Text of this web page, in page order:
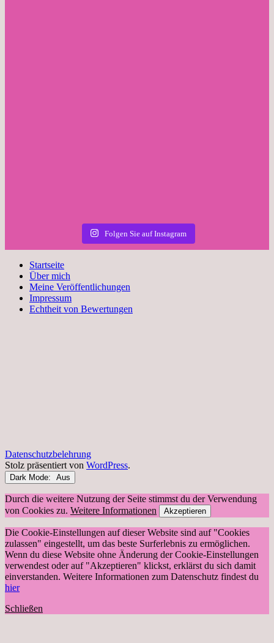
Folgen Sie auf Instagram
Startseite
Über mich
Meine Veröffentlichungen
Impressum
Echtheit von Bewertungen
Datenschutzbelehrung
Stolz präsentiert von WordPress.
Dark Mode:
Durch die weitere Nutzung der Seite stimmst du der Verwendung
von Cookies zu. Weitere Informationen Akzeptieren
Die Cookie-Einstellungen auf dieser Website sind auf "Cookies
zulassen" eingestellt, um das beste Surferlebnis zu ermöglichen.
Wenn du diese Website ohne Änderung der Cookie-Einstellungen
verwendest oder auf "Akzeptieren" klickst, erklärst du sich damit
einverstanden. Weitere Informationen zum Datenschutz findest du
hier
Schließen